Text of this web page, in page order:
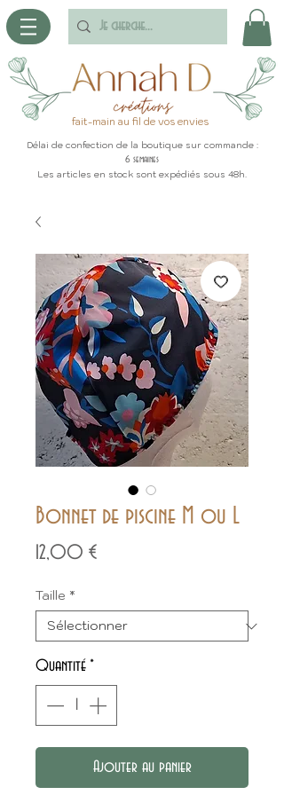
fait-main au fil de vos envies
Délai de confection de la boutique sur commande :
6 semaines
Les articles en stock sont expédiés sous 48h.
Bonnet de piscine M ou L
12,00 €Prix
Taille *
Quantité *
Ajouter au panier